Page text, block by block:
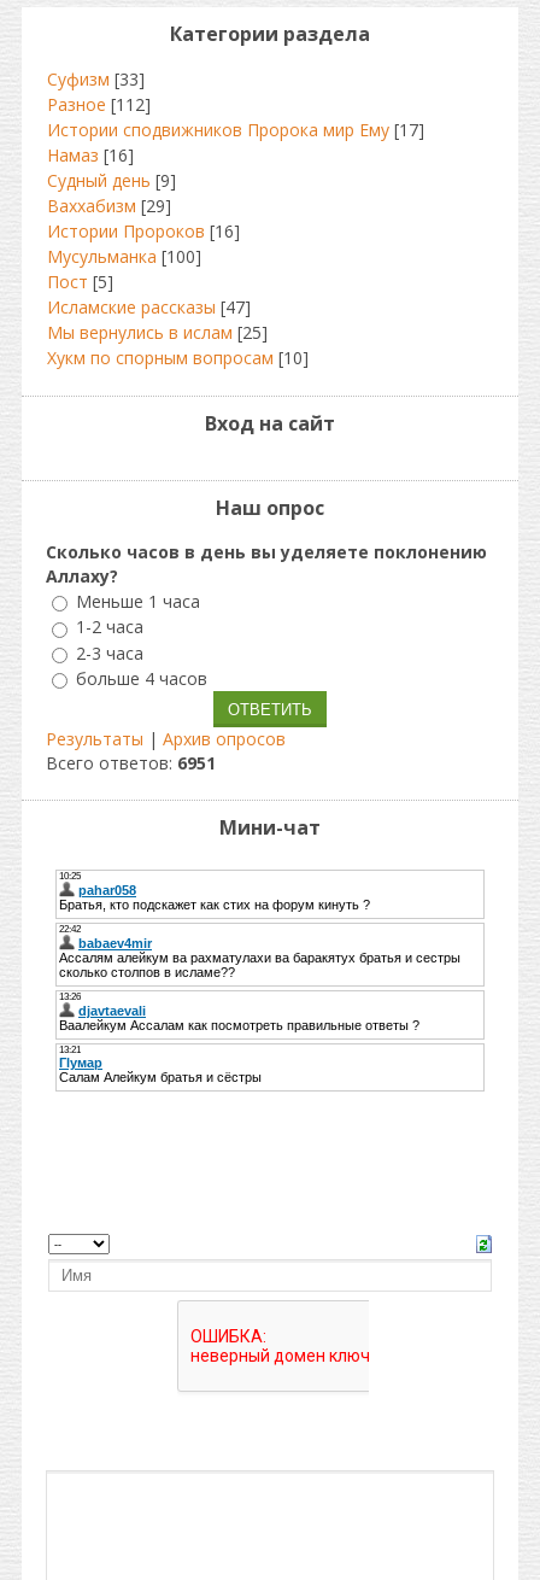
Категории раздела
Суфизм [33]
Разное [112]
Истории сподвижников Пророка мир Ему [17]
Намаз [16]
Судный день [9]
Ваххабизм [29]
Истории Пророков [16]
Мусульманка [100]
Пост [5]
Исламские рассказы [47]
Мы вернулись в ислам [25]
Хукм по спорным вопросам [10]
Вход на сайт
Наш опрос
Сколько часов в день вы уделяете поклонению
Аллаху?
Меньше 1 часа
1-2 часа
2-3 часа
больше 4 часов
Результаты | Архив опросов
Всего ответов: 6951
Мини-чат